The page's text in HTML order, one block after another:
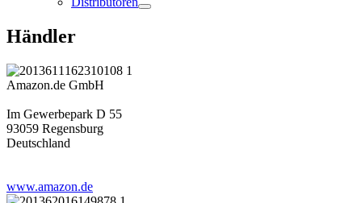
Händler
Amazon.de GmbH
Im Gewerbepark D 55
93059 Regensburg
Deutschland
www.amazon.de